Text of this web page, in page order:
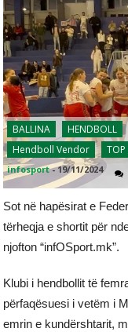
BALLINA HENDBOLL
Hendboll Vendor
TOP
infosport -19/11/2024
Sot në hapësirat e
tërheqja e shortit për
njofton “infOSport.mk”.
Klubi i hendbollit të
përfaqësuesi i vetëm i
emrin e kundërshtarit,